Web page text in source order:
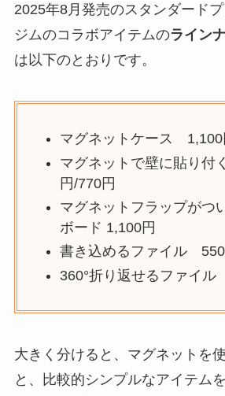
2025年8月発売のスタンダード
ジムのコラボアイテムのライン
は以下のとおりです。
マグネットケース 1,100
マグネットで壁に貼り付
円/770円
マグネットフラップがつ
ボード 1,100円
書き込めるファイル 550
360°折り返せるファイ
大きく分けると、マグネットを
と、比較的シンプルなアイテム